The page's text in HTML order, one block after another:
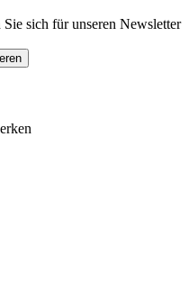
sich für unseren Newsletter